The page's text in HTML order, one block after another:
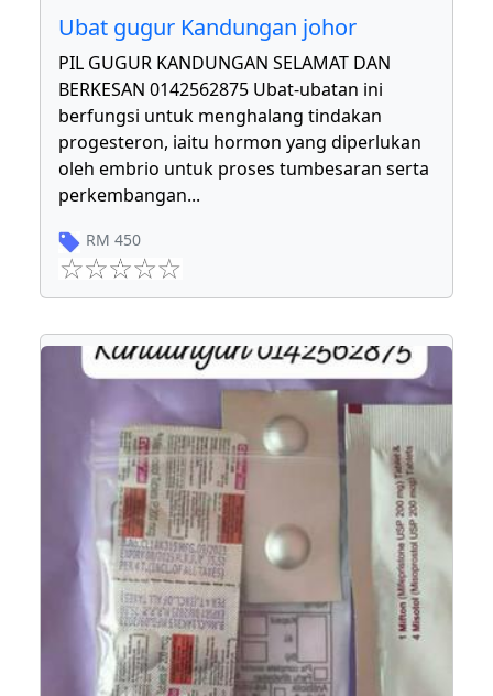
Ubat gugur Kandungan johor
PIL GUGUR KANDUNGAN SELAMAT DAN
BERKESAN 0142562875 Ubat-ubatan ini
berfungsi untuk menghalang tindakan
progesteron, iaitu hormon yang diperlukan
oleh embrio untuk proses tumbesaran serta
perkembangan...
RM 450